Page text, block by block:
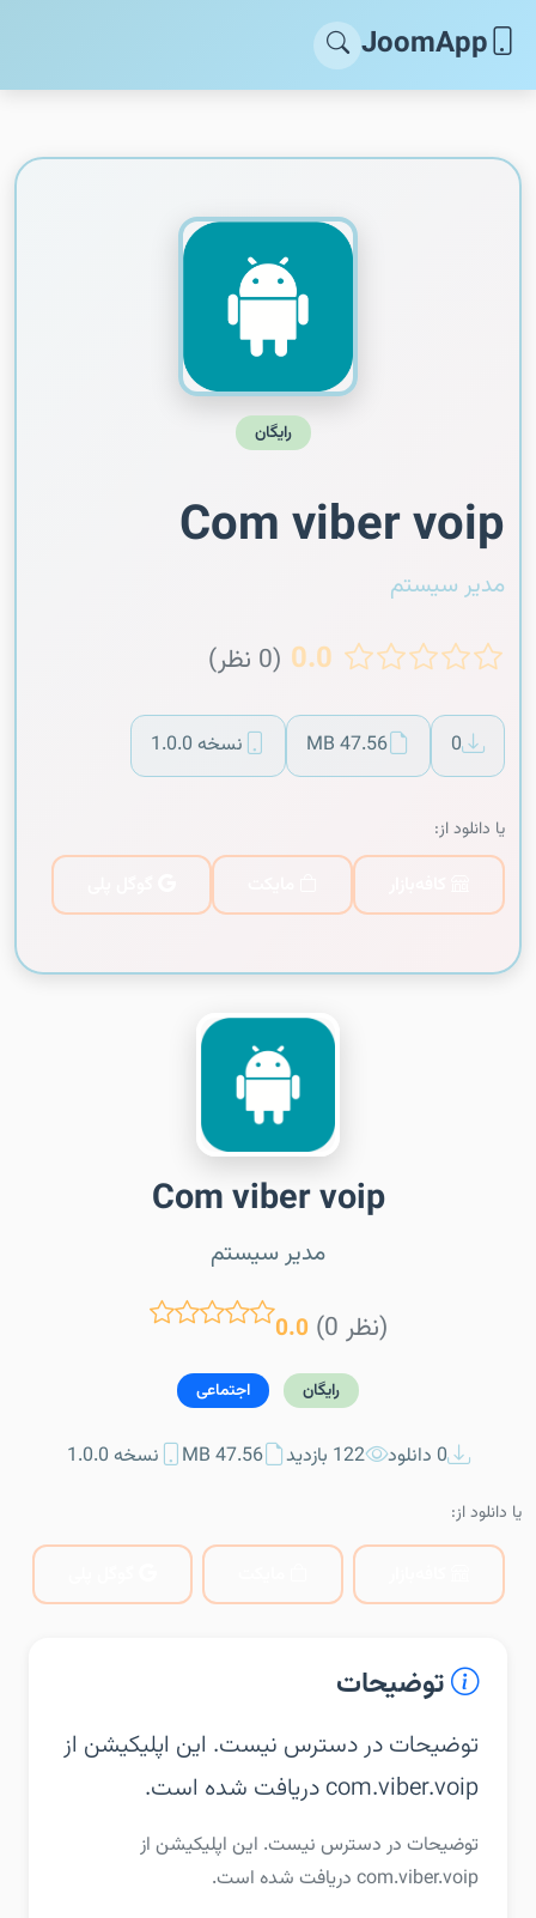
JoomApp
رایگان
Com viber voip
مدیر سیستم
0.0 (0 نظر)
0
47.56 MB نسخه 1.0.0
یا دانلود از:
Com viber voip
مدیر سیستم
0.0 (0 نظر)
رایگان اجتماعی
0 دانلود 122 بازدید 47.56 MB نسخه 1.0.0
یا دانلود از:
توضیحات
توضیحات در دسترس نیست. این اپلیکیشن از
com.viber.voip دریافت شده است.
توضیحات در دسترس نیست. این اپلیکیشن از
com.viber.voip دریافت شده است.